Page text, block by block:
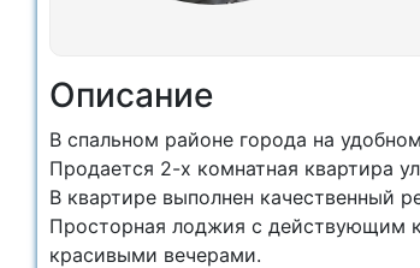
Описание
В спальном районе города на
Продается 2-х комнатная квартира
В квартире выполнен качественный
Просторная лоджия с действующим
красивыми вечерами.